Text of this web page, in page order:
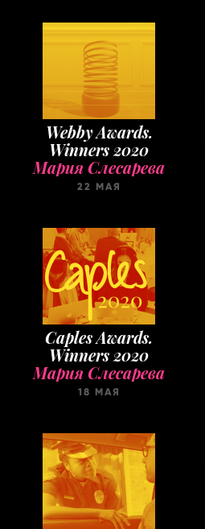
Webby Awards.
Winners 2020
Мария Слесарева
22 МАЯ
Caples Awards.
Winners 2020
Мария Слесарева
18 МАЯ